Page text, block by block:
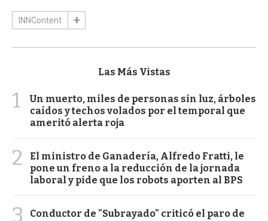
INNContent
Las Más Vistas
1
Un muerto, miles de personas sin luz, árboles
caídos y techos volados por el temporal que
ameritó alerta roja
2
El ministro de Ganadería, Alfredo Fratti, le
pone un freno a la reducción de la jornada
laboral y pide que los robots aporten al BPS
3
Conductor de "Subrayado" criticó el paro de